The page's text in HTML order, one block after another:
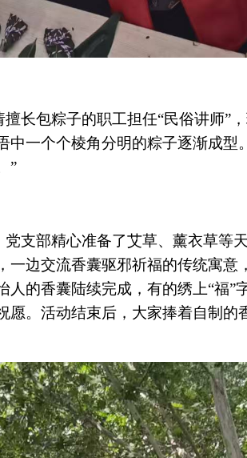
长包粽子的职工担任“民俗讲师”
一个个棱角分明的粽子逐渐成型
”
支部精心准备了艾草、薰衣草等
边交流香囊驱邪祈福的传统寓意
的香囊陆续完成，有的绣上“福”
。活动结束后，大家捧着自制的